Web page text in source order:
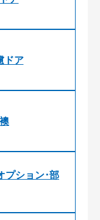
ドア
プション･部